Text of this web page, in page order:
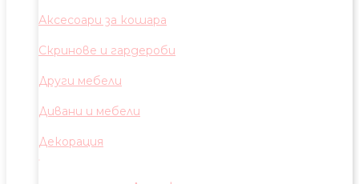
Аксесоари за кошара
Скринове и гардероби
Други мебели
Дивани и мебели
Декорация